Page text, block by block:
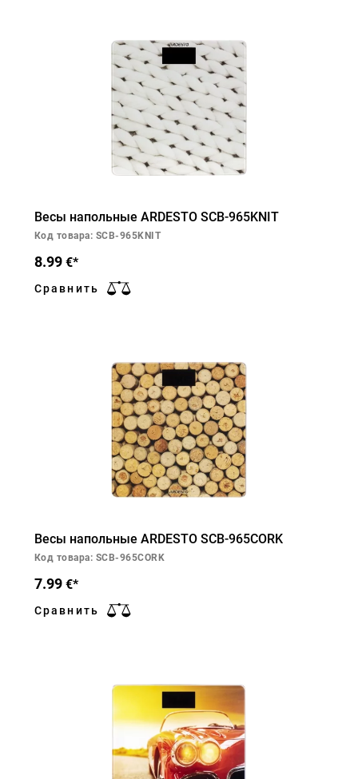
Весы напольные ARDESTO SCB-965KNIT
Код товара: SCB-965KNIT
8.99 €*
Сравнить
Весы напольные ARDESTO SCB-965CORK
Код товара: SCB-965CORK
7.99 €*
Сравнить